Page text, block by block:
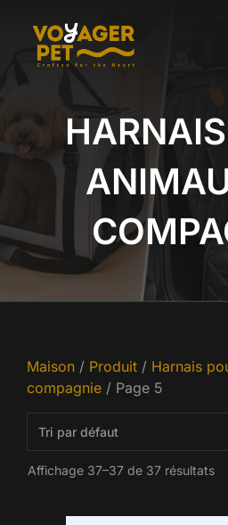
contenu
Maison / Produit / Harnais
compagnie / Page 5
Affichage 37–37 de 37 résultats